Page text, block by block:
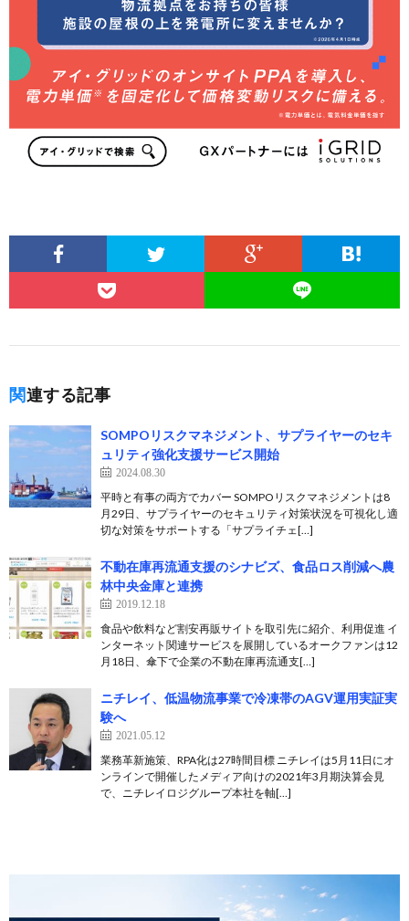
関連する記事
SOMPOリスクマネジメント、サプライヤーのセキ
ュリティ強化支援サービス開始
2024.08.30
平時と有事の両方でカバー SOMPOリスクマネジメントは8
月29日、サプライヤーのセキュリティ対策状況を可視化し適
切な対策をサポートする「サプライチェ[…]
不動在庫再流通支援のシナビズ、食品ロス削減へ農
林中央金庫と連携
2019.12.18
食品や飲料など割安再販サイトを取引先に紹介、利用促進 イ
ンターネット関連サービスを展開しているオークファンは12
月18日、傘下で企業の不動在庫再流通支[…]
ニチレイ、低温物流事業で冷凍帯のAGV運用実証実
験へ
2021.05.12
業務革新施策、RPA化は27時間目標 ニチレイは5月11日にオ
ンラインで開催したメディア向けの2021年3月期決算会見
で、ニチレイロジグループ本社を軸[…]